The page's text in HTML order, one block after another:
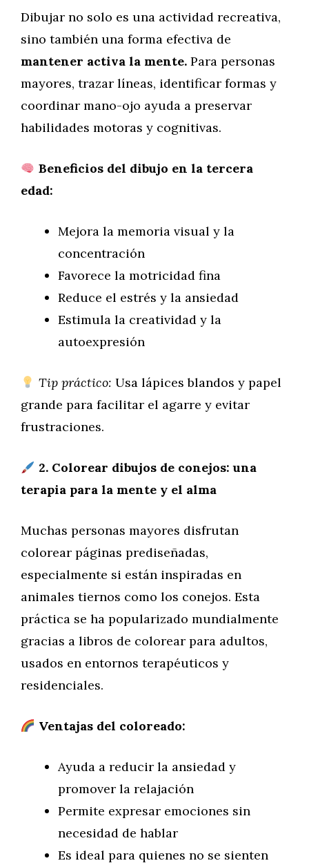
Dibujar no solo es una actividad recreativa,
sino también una forma efectiva de
mantener activa la mente. Para personas
mayores, trazar líneas, identificar formas y
coordinar mano-ojo ayuda a preservar
habilidades motoras y cognitivas.
Beneficios del dibujo en la tercera
edad:
Mejora la memoria visual y la
concentración
Favorece la motricidad fina
Reduce el estrés y la ansiedad
Estimula la creatividad y la
autoexpresión
Tip práctico: Usa lápices blandos y papel
grande para facilitar el agarre y evitar
frustraciones.
2. Colorear dibujos de conejos: una
terapia para la mente y el alma
Muchas personas mayores disfrutan
colorear páginas prediseñadas,
especialmente si están inspiradas en
animales tiernos como los conejos. Esta
práctica se ha popularizado mundialmente
gracias a libros de colorear para adultos,
usados en entornos terapéuticos y
residenciales.
Ventajas del coloreado:
Ayuda a reducir la ansiedad y
promover la relajación
Permite expresar emociones sin
necesidad de hablar
Es ideal para quienes no se sienten